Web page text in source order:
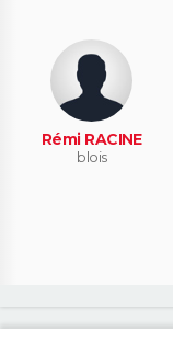
Rémi RACINE
blois